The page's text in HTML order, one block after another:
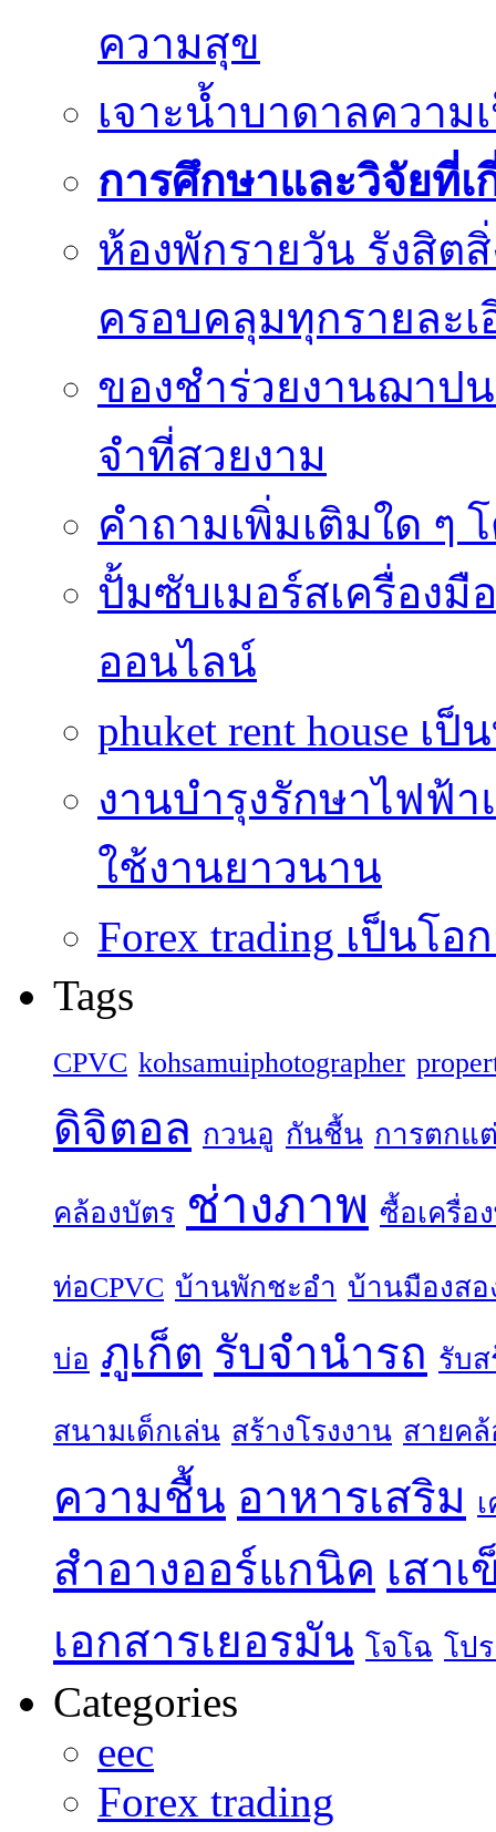
ความสุข
เจาะน้ำบาดาลควา
การศึกษาและวิจัยที่
ห้องพักรายวัน รังสิต
ครอบคลุมทุกรายละเ
ของชำร่วยงานฌาป
จำที่สวยงาม
คำถามเพิ่มเติมใด ๆ
ปั้มซับเมอร์สเครื่อง
ออนไลน์
phuket rent house เ
งานบำรุงรักษาไฟฟ้
ใช้งานยาวนาน
Forex trading เป็นโ
Tags
CPVC kohsamuiphotographer
ดิจิตอล กวนอู กันชื้น การตกแ
คล้องบัตร ช่างภาพ ซื้อเครื่อ
ท่อCPVC บ้านพักชะอำ บ้านมืองสอ
บ่อ ภูเก็ต รับจำนำรถ รับส
สนามเด็กเล่น สร้างโรงงาน สายคล้
ความชื้น อาหารเสริม
สำอางออร์แกนิค เสาเ
เอกสารเยอรมัน โจโฉ โป
Categories
eec
Forex trading